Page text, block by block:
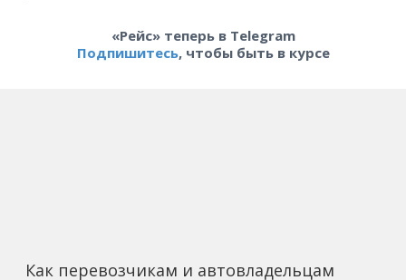
«Рейс» теперь в Telegram
Подпишитесь, чтобы быть в курсе
Как перевозчикам и автовладельцам